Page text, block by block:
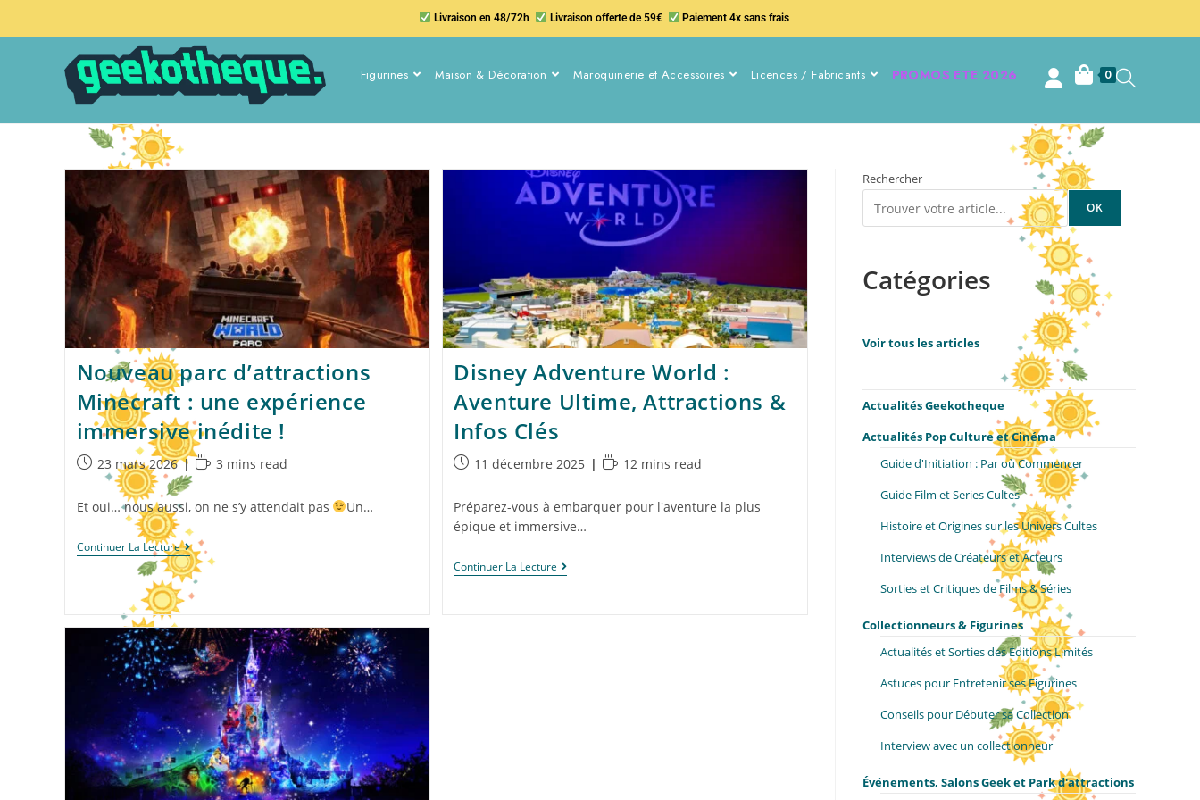
Livraison en 48/72h Livraison offerte de 59€ Paiement 4x sans frais
Figurines Maison & Décoration Maroquinerie et Accessoires Licences / Fabricants PROMOS ETE 2026 0
Nouveau parc d’attractions
Minecraft : une expérience
immersive inédite !
23 mars 2026 3 mins read
Et oui… nous aussi, on ne s’y attendait pas Un…
Continuer La Lecture
Disney Adventure World :
Aventure Ultime, Attractions &
Infos Clés
11 décembre 2025 12 mins read
Préparez-vous à embarquer pour l'aventure la plus
épique et immersive…
Continuer La Lecture
Rechercher
OK
Catégories
Voir tous les articles
Actualités Geekotheque
Actualités Pop Culture et Cinéma
Guide d'Initiation : Par où Commencer
Guide Film et Series Cultes
Histoire et Origines sur les Univers Cultes
Interviews de Créateurs et Acteurs
Sorties et Critiques de Films & Séries
Collectionneurs & Figurines
Actualités et Sorties des Éditions Limités
Astuces pour Entretenir ses Figurines
Conseils pour Débuter sa Collection
Interview avec un collectionneur
Événements, Salons Geek et Park d'attractions